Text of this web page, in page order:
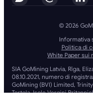
© 2026
Informativa
Politica di
White Paper sui
SIA GoMining Latvia, Rīga,
08.10.2021, numero di
GoMining (BVI) Limited,
Tortola, Isole Vergini